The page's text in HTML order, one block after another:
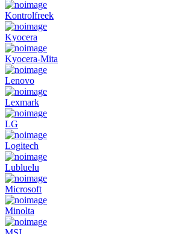
Kontrolfreek
Kyocera
Kyocera-Mita
Lenovo
Lexmark
LG
Logitech
Lubluelu
Microsoft
Minolta